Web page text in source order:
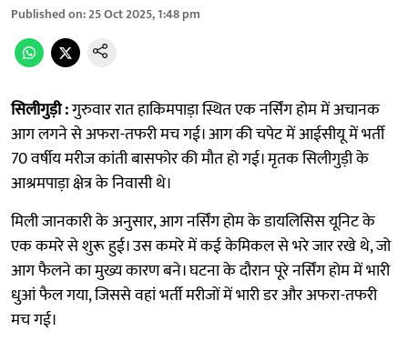
Published on:25 Oct 2025, 1:48 pm
सिलीगुड़ी :गुरुवार रात हाकिमपाड़ा स्थित एक नर्सिंग होम में अचानक
आग लगने से अफरा-तफरी मच गई। आग की चपेट में आईसीयू में भर्ती
70 वर्षीय मरीज कांती बासफोर की मौत हो गई। मृतक सिलीगुड़ी के
आश्रमपाड़ा क्षेत्र के निवासी थे।
मिली जानकारी के अनुसार, आग नर्सिंग होम के डायलिसिस यूनिट के
एक कमरे से शुरू हुई। उस कमरे में कई केमिकल से भरे जार रखे थे, जो
आग फैलने का मुख्य कारण बने। घटना के दौरान पूरे नर्सिंग होम में भारी
धुआं फैल गया, जिससे वहां भर्ती मरीजों में भारी डर और अफरा-तफरी
मच गई।